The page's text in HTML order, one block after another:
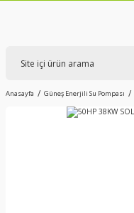
Anasayfa Güneş Enerjili Su Pompası